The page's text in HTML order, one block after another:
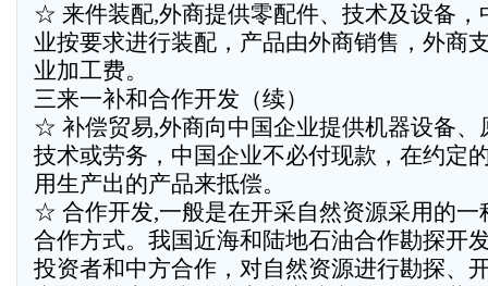
☆ 来件装配,外商提供零配件、技术及设备，
业按要求进行装配，产品由外商销售，外商
业加工费。
三来一补和合作开发（续）
☆ 补偿贸易,外商向中国企业提供机器设备、
技术或劳务，中国企业不必付现款，在约定
用生产出的产品来抵偿。
☆ 合作开发,一般是在开采自然资源采用的一
合作方式。我国近海和陆地石油合作勘探开
投资者和中方合作，对自然资源进行勘探、